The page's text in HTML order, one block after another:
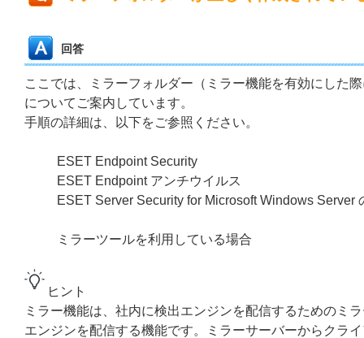
回答
ここでは、ミラーフォルダー（ミラー機能を有効にした
についてご案内しています。
手順の詳細は、以下をご参照ください。
ESET Endpoint Security
ESET Endpoint アンチウイルス
ESET Server Security for Microsoft Windows Server
ミラーツールを利用している場合
ヒント
ミラー機能は、社内に検出エンジンを配信するためのミ
エンジンを配信する機能です。ミラーサーバーからクラ